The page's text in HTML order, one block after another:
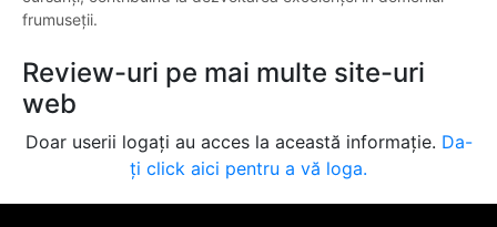
frumuseții.
Review-uri pe mai multe site-uri
web
Doar userii logați au acces la această informație. Da-
ți click aici pentru a vă loga.